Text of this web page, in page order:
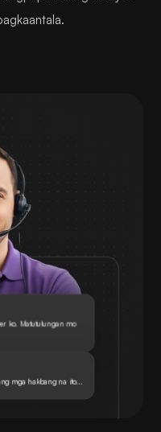
ko. Matutulungan mo
mga hakbang na ito...